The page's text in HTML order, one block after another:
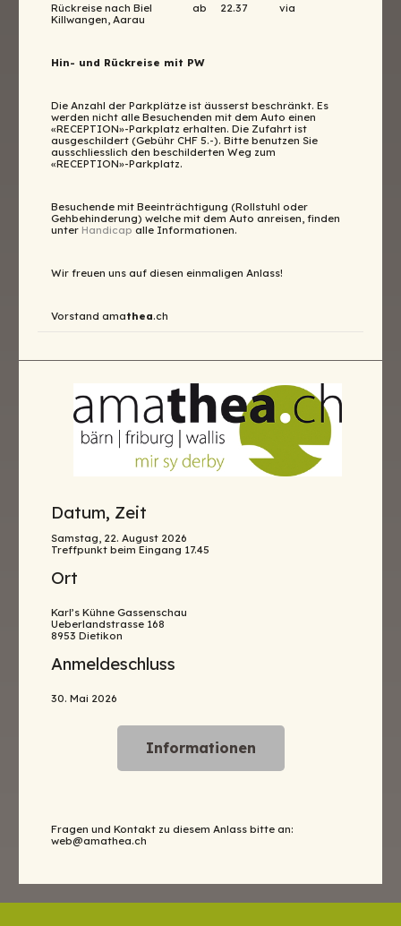
Rückreise nach Biel ab 22.37 via
Killwangen, Aarau
Hin- und Rückreise mit PW
Die Anzahl der Parkplätze ist äusserst beschränkt. Es
werden nicht alle Besuchenden mit dem Auto einen
«RECEPTION»-Parkplatz erhalten. Die Zufahrt ist
ausgeschildert (Gebühr CHF 5.-). Bitte benutzen Sie
ausschliesslich den beschilderten Weg zum
«RECEPTION»-Parkplatz.
Besuchende mit Beeinträchtigung (Rollstuhl oder
Gehbehinderung) welche mit dem Auto anreisen, finden
unter Handicap alle Informationen.
Wir freuen uns auf diesen einmaligen Anlass!
Vorstand amathea.ch
Datum, Zeit
Samstag, 22. August 2026
Treffpunkt beim Eingang 17.45
Ort
Karl’s Kühne Gassenschau
Ueberlandstrasse 168
8953 Dietikon
Anmeldeschluss
30. Mai 2026
Informationen
Fragen und Kontakt zu diesem Anlass bitte an:
web@amathea.ch